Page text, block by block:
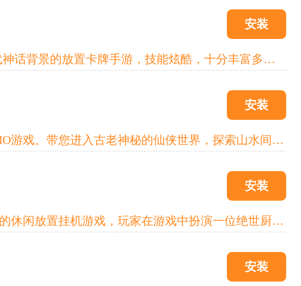
安装
《九州群将录(黑神话洪荒0.1折)》是一个款有着古代神话背景的放置卡牌手游，技能炫酷，十分丰富多样，玩家可以选择不同的区域建设属于自己的势力。你在西游世界游，我在封神榜中留，天生我才必有用，三界之间空悠悠 封神榜千年，世事变迁，众心浮动，封神榜名存实亡 百年已逝，三界依然如故，西行真经未能给予众生极乐。 天罡涣散，异兽崛起，蠢蠢欲动 世界的芸芸众生，诡异的风云，沁骨的雨雪，这妖怪诡谲，人心惶惶……
安装
《醉西游(0.05折送极品坐骑)》是一款0.05折仙侠MMO游戏。带您进入古老神秘的仙侠世界，探索山水间的修炼奇遇。四大职业，修行功法，掌握绝技，与幽族等邪恶势力对抗。挑战剧情任务，结交江湖好友，建立帮派，共赴跨服战斗。收集装备，提升实力，成为江湖的传奇人物。
安装
《切菜狂人(0.1折无限送充值)》是一款Q版拟人画风的休闲放置挂机游戏，玩家在游戏中扮演一位绝世厨神，通过指挥蔬菜大军与怪物作战，培养成为一个顶尖厨神。游戏提供了多种多样的蔬菜角色供玩家选择，并允许玩家自由搭配组合，打造一个独特的蔬菜世界。游戏的主要活动包括招募狂欢、装备狂欢和战宠狂欢，新英雄新玩法，各路美少女前来助战!多样英雄任意搭配阵容，轻松闯关，畅快上头!这一次，我们准备了超多福利，开局创角
安装